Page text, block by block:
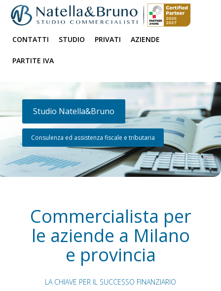
CONTATTI STUDIO PRIVATI AZIENDE
PARTITE IVA
Studio Natella&Bruno
Consulenza ed assistenza fiscale e tributaria
Commercialista per
le aziende a Milano
e provincia
LA CHIAVE PER IL SUCCESSO FINANZIARIO